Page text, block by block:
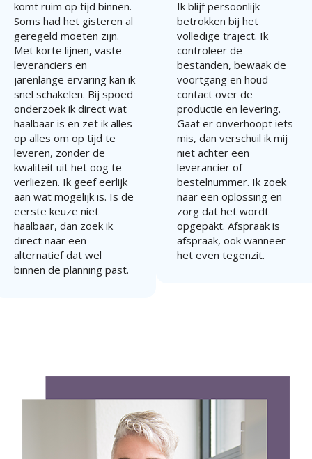
komt ruim op tijd binnen.
Soms had het gisteren al
geregeld moeten zijn.
Met korte lijnen, vaste
leveranciers en
jarenlange ervaring kan ik
snel schakelen. Bij spoed
onderzoek ik direct wat
haalbaar is en zet ik alles
op alles om op tijd te
leveren, zonder de
kwaliteit uit het oog te
verliezen. Ik geef eerlijk
aan wat mogelijk is. Is de
eerste keuze niet
haalbaar, dan zoek ik
direct naar een
alternatief dat wel
binnen de planning past.
Ik blijf persoonlijk
betrokken bij het
volledige traject. Ik
controleer de
bestanden, bewaak de
voortgang en houd
contact over de
productie en levering.
Gaat er onverhoopt iets
mis, dan verschuil ik mij
niet achter een
leverancier of
bestelnummer. Ik zoek
naar een oplossing en
zorg dat het wordt
opgepakt. Afspraak is
afspraak, ook wanneer
het even tegenzit.